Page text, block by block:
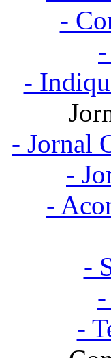
-
-
- Jornal
-
-
-
-